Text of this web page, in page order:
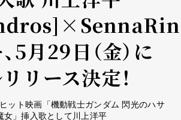
5月29日（金）に
リース決定！
ット映画「機動戦士ガンダム 閃光のハサ
女」挿入歌として川上洋平